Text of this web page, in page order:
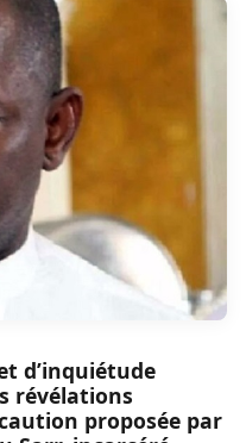
d’inquiétude
révélations
proposée par